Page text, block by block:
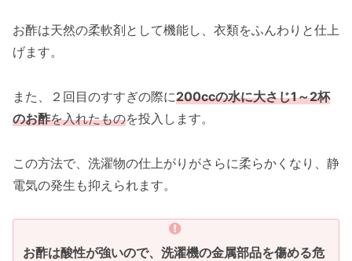
お酢は天然の柔軟剤として機能し、衣類をふんわりと仕上
げます。
また、２回目のすすぎの際に200ccの水に大さじ1～2杯
のお酢を入れたものを投入します。
この方法で、洗濯物の仕上がりがさらに柔らかくなり、静
電気の発生も抑えられます。
お酢は酸性が強いので、洗濯機の金属部品を傷める危